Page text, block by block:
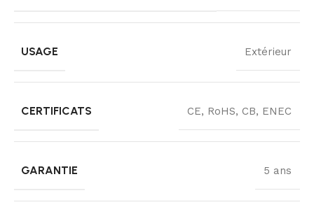
USAGE Extérieur
CERTIFICATS CE, RoHS, CB, ENEC
GARANTIE 5 ans